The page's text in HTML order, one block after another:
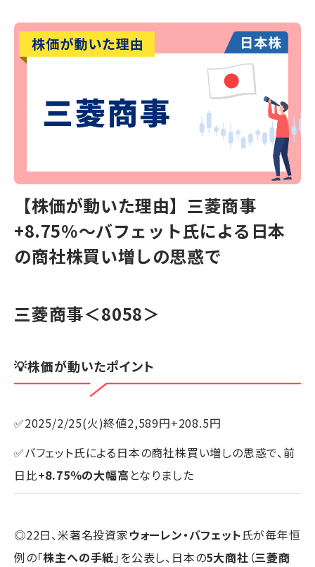
【株価が動いた理由】三菱商事
+8.75％〜バフェット氏による日本
の商社株買い増しの思惑で
三菱商事＜8058＞
💡株価が動いたポイント
✅2025/2/25(火)終値2,589円+208.5円
✅バフェット氏による日本の商社株買い増しの思惑で、前
日比+8.75％の大幅高 となりました
◎22日、米著名投資家ウォーレン・バフェット氏が毎年恒
例の「株主への手紙 」を公表し、日本の5大商社 （三菱商